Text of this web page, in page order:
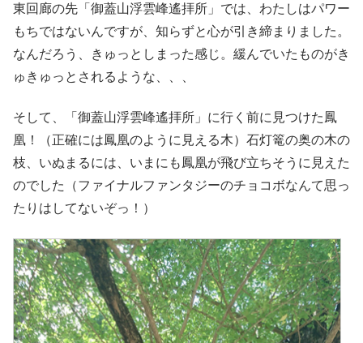
東回廊の先「御蓋山浮雲峰遙拝所」では、わたしはパワー
もちではないんですが、知らずと心が引き締まりました。
なんだろう、きゅっとしまった感じ。緩んでいたものがき
ゅきゅっとされるような、、、
そして、「御蓋山浮雲峰遙拝所」に行く前に見つけた鳳
凰！（正確には鳳凰のように見える木）石灯篭の奥の木の
枝、いぬまるには、いまにも鳳凰が飛び立ちそうに見えた
のでした（ファイナルファンタジーのチョコボなんて思っ
たりはしてないぞっ！）